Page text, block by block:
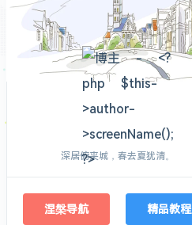
love2wind
深居俯夹城，春去夏犹清。
涅槃导航 精品教程